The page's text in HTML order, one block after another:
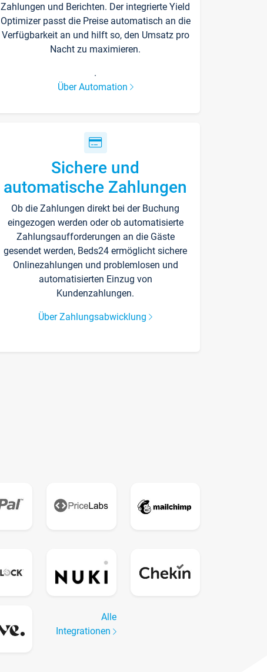
Zahlungen und Berichten. Der integrierte Yield
Optimizer passt die Preise automatisch an die
Verfügbarkeit an und hilft so, den Umsatz pro
Nacht zu maximieren.
.
Über Automation
Sichere und
automatische Zahlungen
Ob die Zahlungen direkt bei der Buchung
eingezogen werden oder ob automatisierte
Zahlungsaufforderungen an die Gäste
gesendet werden, Beds24 ermöglicht sichere
Onlinezahlungen und problemlosen und
automatisierten Einzug von
Kundenzahlungen.
Über Zahlungsabwicklung
Alle
Integrationen